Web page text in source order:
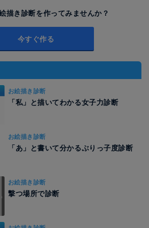
描き診断を作ってみませんか？
今すぐ作る
お絵描き診断
「私」と描いてわかる女子力診断
お絵描き診断
「あ」と書いて分かるぶりっ子度診断
お絵描き診断
撃つ場所で診断